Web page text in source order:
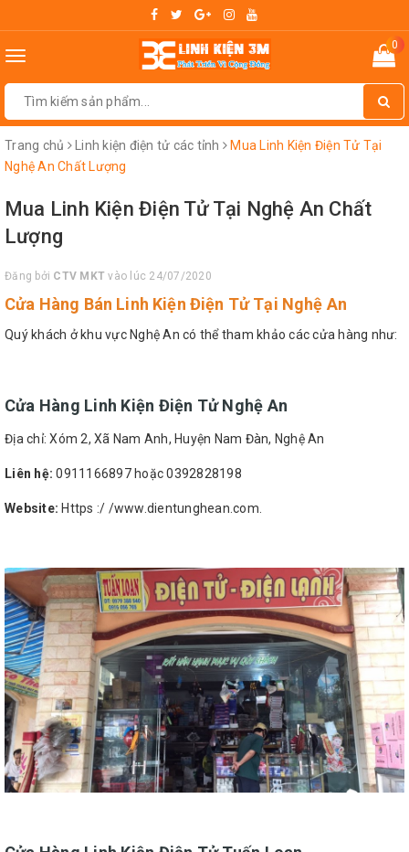
Toggle
0
Trang chủ Linh kiện điện tử các tỉnh
Mua Linh Kiện Điện Tử Tại
Nghệ An Chất Lượng
Mua Linh Kiện Điện Tử Tại Nghệ An Chất
Lượng
Đăng bởi CTV MKT vào lúc 24/07/2020
Cửa Hàng Bán Linh Kiện Điện Tử Tại Nghệ An
Quý khách ở khu vực Nghệ An có thể tham khảo các cửa hàng như:
Cửa Hàng Linh Kiện Điện Tử Nghệ An
Địa chỉ: Xóm 2, Xã Nam Anh, Huyện Nam Đàn, Nghệ An
Liên hệ: 0911166897 hoặc 0392828198
Website: Https :/ /www.dientunghean.com.